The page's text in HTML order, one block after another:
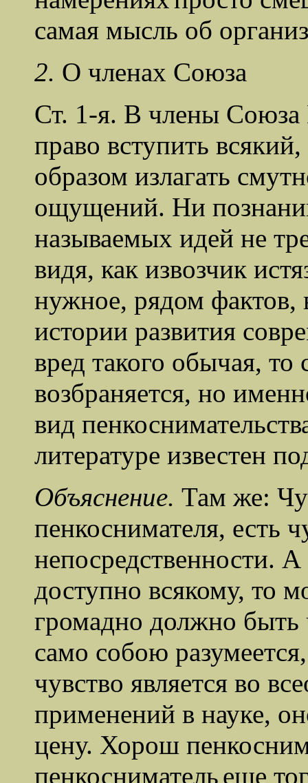
самая мысль об
2. О членах Союза
Ст. 1-я. В члены Союза
право вступить
образом излагать
ощущений. Ни
называемых идей не
видя, как извозчик
нужное, рядом фактов,
истории развития
вред такого обычая, то
возбраняется, но
вид
литературе известен
Объяснение. Там же:
пенкоснимателя, есть
непосредственности. А
доступно всякому, то
громадно должно быть
само собою
чувство является во
применений в науке,
цену. Хорош
пенкоснимательеще